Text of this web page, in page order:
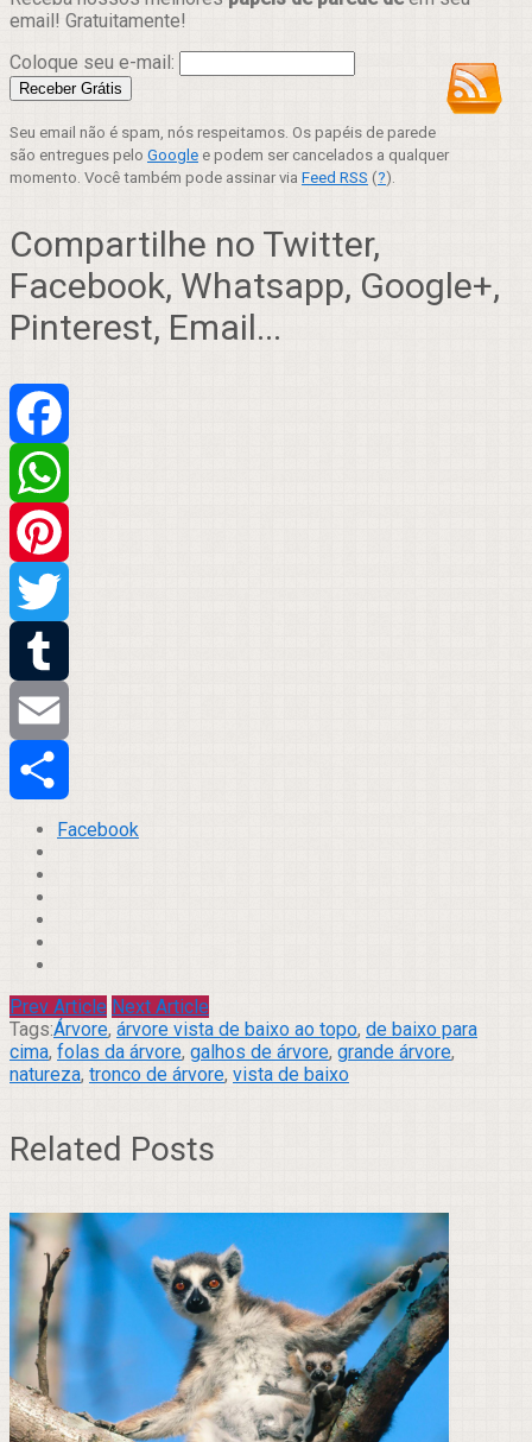
email! Gratuitamente!
Coloque seu e-mail:
Seu email não é spam, nós respeitamos. Os papéis de parede
são entregues pelo Google e podem ser cancelados a qualquer
momento. Você também pode assinar via Feed RSS (?).
Compartilhe no Twitter,
Facebook, Whatsapp, Google+,
Pinterest, Email...
Facebook
WhatsApp
Pinterest
Twitter
Tumblr
Email
Compartilhar
Facebook
Prev Article Next Article
Tags:Árvore, árvore vista de baixo ao topo, de baixo para
cima, folas da árvore, galhos de árvore, grande árvore,
natureza, tronco de árvore, vista de baixo
Related Posts